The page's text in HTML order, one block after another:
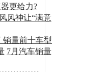
更给力?
风神让“满意
销量前十车型
7月汽车销量